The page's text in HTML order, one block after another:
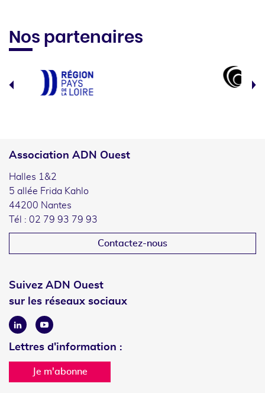
Nos partenaires
Association ADN Ouest
Halles 1&2
5 allée Frida Kahlo
44200 Nantes
Tél : 02 79 93 79 93
Contactez-nous
Suivez ADN Ouest
sur les réseaux sociaux
LinkedinYoutube
Lettres d'information :
Je m'abonne